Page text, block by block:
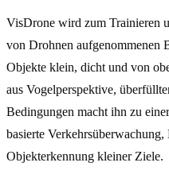
VisDrone wird zum Trainieren
von Drohnen aufgenommenen
Objekte klein, dicht und von
aus Vogelperspektive,
Bedingungen macht ihn zu
basierte
Objekterkennung kleiner Ziele.